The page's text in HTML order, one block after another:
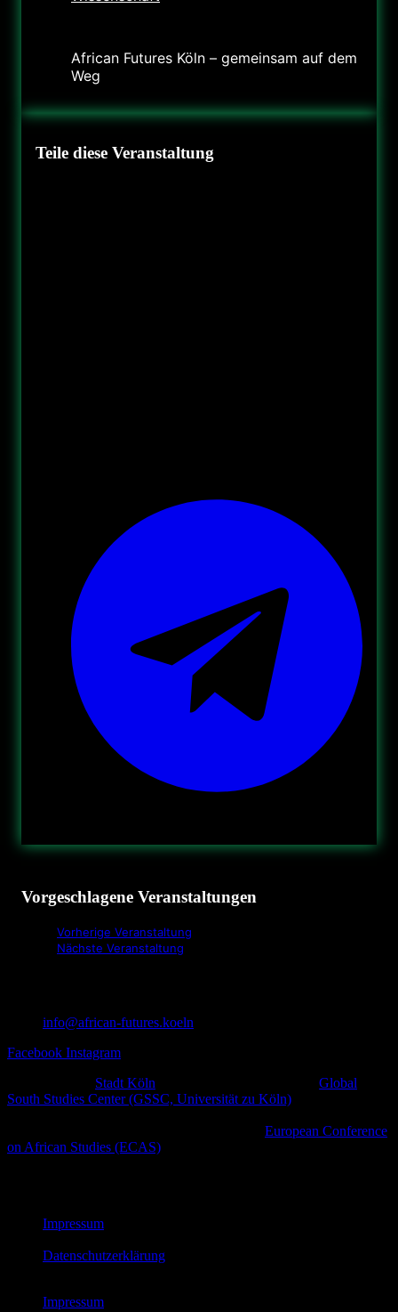
African Futures Köln – gemeinsam auf dem
Weg
Teile diese Veranstaltung
Vorgeschlagene Veranstaltungen
Vorherige Veranstaltung
Nächste Veranstaltung
info@african-futures.koeln
Facebook Instagram
Stadt Köln
Global
South Studies Center (GSSC, Universität zu Köln)
European Conference
on African Studies (ECAS)
Impressum
Datenschutzerklärung
Impressum